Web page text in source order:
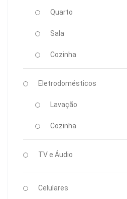
Quarto
Sala
Cozinha
Eletrodomésticos
Lavação
Cozinha
TV e Áudio
Celulares